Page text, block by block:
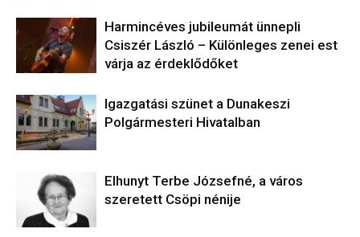
Harmincéves jubileumát ünnepli
Csiszér László – Különleges zenei est
várja az érdeklődőket
Igazgatási szünet a Dunakeszi
Polgármesteri Hivatalban
Elhunyt Terbe Józsefné, a város
szeretett Csöpi nénije